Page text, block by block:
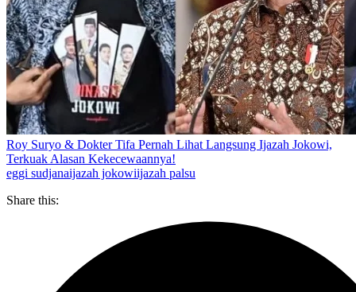
Roy Suryo & Dokter Tifa Pernah Lihat Langsung Ijazah Jokowi,
Terkuak Alasan Kekecewaannya!
eggi sudjanaijazah jokowiijazah palsu
Share this: